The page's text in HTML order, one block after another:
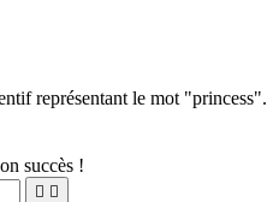
représentant le mot "princess".
succès !
 